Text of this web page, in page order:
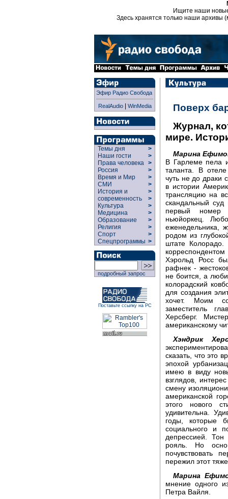
Ищите наши
Здесь хранятся только наши архивы
Эфир Радио Свобода
RealAudio| WinMedia
Темы дня
>
Наши гости
>
Права человека >
Россия
>
Время и Мир
>
СМИ
>
История и
современность
>
>
Культура
>
Медицина
>
Образование
>
Религия
>
Спорт
>
Спецпрограммы >
подробный запрос
Поставьте ссылку на РС
Поверх
Журнал,
мире.
Марина
В Гарлеме пела
таланта. В
чуть не до драки
в истории
трансляцию на
скандальный
первый номер
ньюйоркец.
еженедельника,
родом из
штате
Хэрольд Росс
рафнек -
не боится, а
колорадский
для создания
хочет. Моим
заместитель
Херсберг.
американскому
Хэндрик
сказать, что это
эпохой
имею в виду
взглядов,
смену
американской
этого нового
удивительна.
годы, которые
социального и
депрессией. Тон
рояль. Но
почувствовать
пережил этот
Марина
мнение одного
Петра Вайля.